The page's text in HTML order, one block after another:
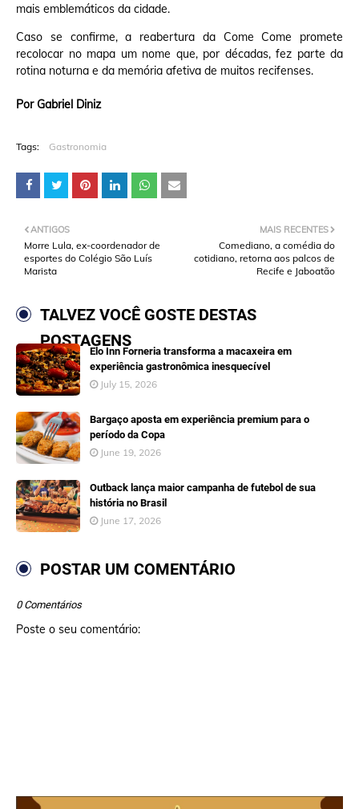
mais emblemáticos da cidade.
Caso se confirme, a reabertura da Come Come promete
recolocar no mapa um nome que, por décadas, fez parte da
rotina noturna e da memória afetiva de muitos recifenses.
Por Gabriel Diniz
Tags: Gastronomia
MAIS RECENTES
Comediano, a comédia do
cotidiano, retorna aos palcos de
Recife e Jaboatão
ANTIGOS
Morre Lula, ex-coordenador de
esportes do Colégio São Luís
Marista
TALVEZ VOCÊ GOSTE DESTAS
POSTAGENS
Elo Inn Forneria transforma a macaxeira em
experiência gastronômica inesquecível
July 15, 2026
Bargaço aposta em experiência premium para o
período da Copa
June 19, 2026
Outback lança maior campanha de futebol de sua
história no Brasil
June 17, 2026
POSTAR UM COMENTÁRIO
0 Comentários
Poste o seu comentário: